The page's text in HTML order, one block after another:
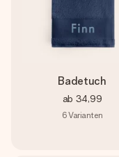
Badetuch
ab 34,99
6Varianten